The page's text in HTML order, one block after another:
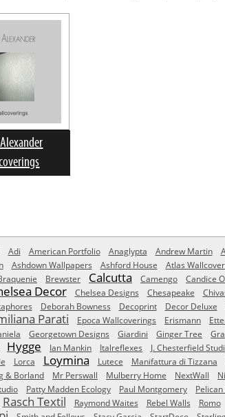
Adi American Portfolio Anaglypta Andrew Martin
Ashdown Wallpapers Ashford House Atlas
Brewster Calcutta Camengo Candice
Decor Chelsea Designs Chesapeake
Deborah Bowness Decoprint Decor Deluxe
Parati Epoca Wallcoverings Erismann
Georgetown Designs Giardini Ginger Tree
Hygge Ian Mankin Italreflexes J. Chesterfield
Lorca Loymina Lutece Manifattura di Tizzana
& Borland Mr Perswall Mulberry Home NextWall
Patty Madden Ecology Paul Montgomery
Rasch Textil Raymond Waites Rebel Walls Romo